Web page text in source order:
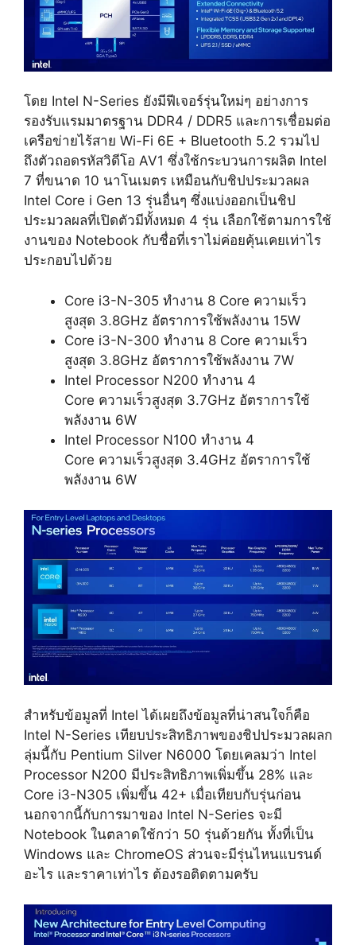
โดย Intel N-Series ยังมีฟีเจอร์รุ่นใหม่ๆ อย่างการ
รองรับแรมมาตรฐาน DDR4 / DDR5 และการเชื่อมต่อ
เครือข่ายไร้สาย Wi-Fi 6E + Bluetooth 5.2 รวมไป
ถึงตัวถอดรหัสวิดีโอ AV1 ซึ่งใช้กระบวนการผลิต Intel
7 ที่ขนาด 10 นาโนเมตร เหมือนกับชิปประมวลผล
Intel Core i Gen 13 รุ่นอื่นๆ ซึ่งแบ่งออกเป็นชิป
ประมวลผลที่เปิดตัวมีทั้งหมด 4 รุ่น เลือกใช้ตามการใช้
งานของ Notebook กับชื่อที่เราไม่ค่อยคุ้นเคยเท่าไร
ประกอบไปด้วย
Core i3-N-305 ทำงาน 8 Core ความเร็ว
สูงสุด 3.8GHz อัตราการใช้พลังงาน 15W
Core i3-N-300 ทำงาน 8 Core ความเร็ว
สูงสุด 3.8GHz อัตราการใช้พลังงาน 7W
Intel Processor N200 ทำงาน 4
Core ความเร็วสูงสุด 3.7GHz อัตราการใช้
พลังงาน 6W
Intel Processor N100 ทำงาน 4
Core ความเร็วสูงสุด 3.4GHz อัตราการใช้
พลังงาน 6W
สำหรับข้อมูลที่ Intel ได้เผยถึงข้อมูลที่น่าสนใจก็คือ
Intel N-Series เทียบประสิทธิภาพของชิปประมวลผลก
ลุ่มนี้กับ Pentium Silver N6000 โดยเคลมว่า Intel
Processor N200 มีประสิทธิภาพเพิ่มขึ้น 28% และ
Core i3-N305 เพิ่มขึ้น 42+ เมื่อเทียบกับรุ่นก่อน
นอกจากนี้กับการมาของ Intel N-Series จะมี
Notebook ในตลาดใช้กว่า 50 รุ่นด้วยกัน ทั้งที่เป็น
Windows และ ChromeOS ส่วนจะมีรุ่นไหนแบรนด์
อะไร และราคาเท่าไร ต้องรอติดตามครับ